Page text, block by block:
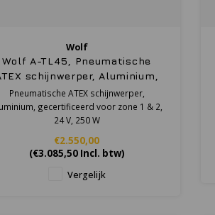
Wolf
Wolf A-TL45, Pneumatische
schijnwerper, Aluminium,
voor zone 1 & 2, 24
V, 250 W
Pneumatische ATEX schijnwerper,
gecertificeerd voor zone 1 & 2,
24 V, 250 W
€2.550,00
(€3.085,50Incl. btw)
Vergelijk